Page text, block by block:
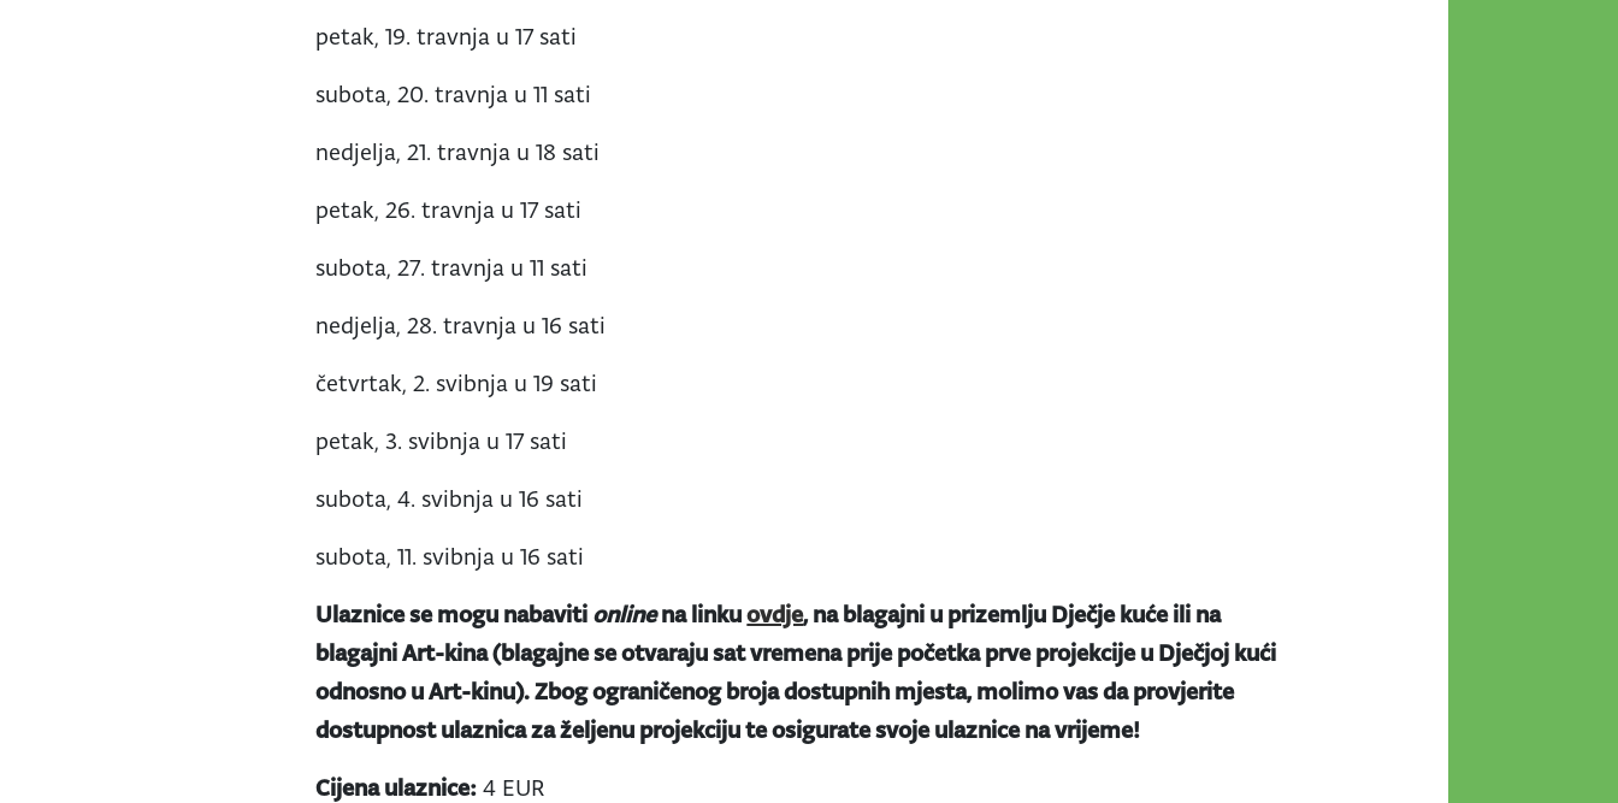
petak, 19. travnja u 17 sati
subota, 20. travnja u 11 sati
nedjelja, 21. travnja u 18 sati
petak, 26. travnja u 17 sati
subota, 27. travnja u 11 sati
nedjelja, 28. travnja u 16 sati
četvrtak, 2. svibnja u 19 sati
petak, 3. svibnja u 17 sati
subota, 4. svibnja u 16 sati
subota, 11. svibnja u 16 sati
Ulaznice se mogu nabaviti onlinena linkuovdje, na blagajni u prizemlju Dječje kuće ili na
blagajni Art-kina (blagajne se otvaraju sat vremena prije početka prve projekcije u Dječjoj kući
odnosno u Art-kinu). Zbog ograničenog broja dostupnih mjesta, molimo vas da provjerite
dostupnost ulaznica za željenu projekciju te osigurate svoje ulaznice na vrijeme!
Cijena ulaznice: 4 EUR